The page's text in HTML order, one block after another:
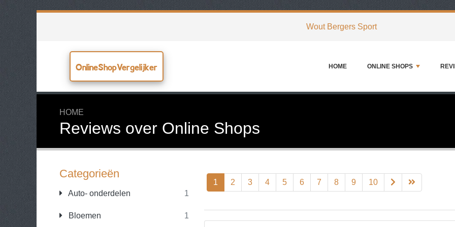
Wout Bergers Sport
OnlineShopVergelijker HOME ONLINE SHOPS
HOME
Reviews over Online Shops
Categorieën
Auto- onderdelen 1
Bloemen 1
1 2 3 4 5 6 7 8 9 10